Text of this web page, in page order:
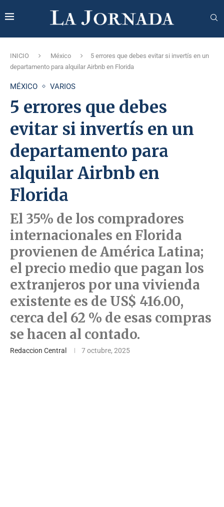
INICIO México
5 errores que debes evitar si invertís en un
departamento para alquilar Airbnb en Florida
MÉXICO VARIOS
5 errores que debes
evitar si invertís en un
departamento para
alquilar Airbnb en
Florida
El 35% de los compradores
internacionales en Florida
provienen de América Latina;
el precio medio que pagan los
extranjeros por una vivienda
existente es de US$ 416.00,
cerca del 62 % de esas compras
se hacen al contado.
Redaccion Central 7 octubre, 2025